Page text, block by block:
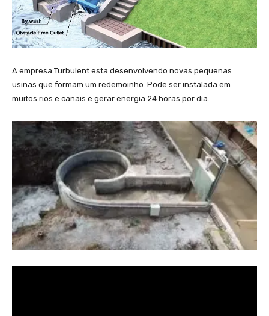
A empresa Turbulent esta desenvolvendo novas pequenas
usinas que formam um redemoinho. Pode ser instalada em
muitos rios e canais e gerar energia 24 horas por dia.